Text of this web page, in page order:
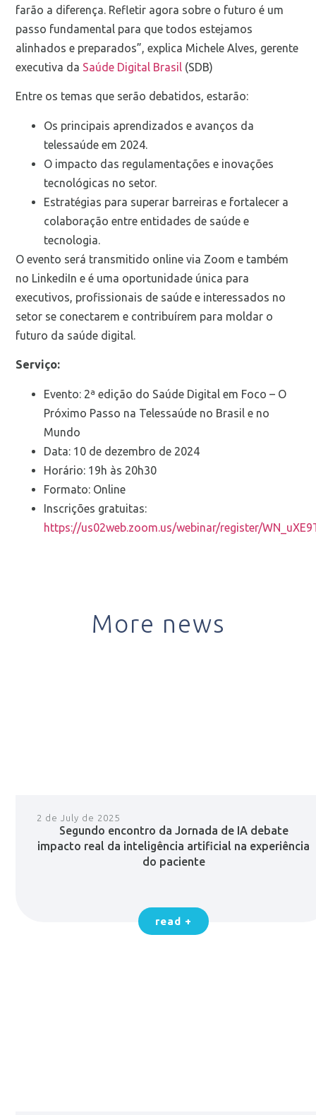
farão a diferença. Refletir agora sobre o futuro é um
passo fundamental para que todos estejamos
alinhados e preparados”, explica Michele Alves, gerente
executiva da Saúde Digital Brasil (SDB)
Entre os temas que serão debatidos, estarão:
Os principais aprendizados e avanços da
telessaúde em 2024.
O impacto das regulamentações e inovações
tecnológicas no setor.
Estratégias para superar barreiras e fortalecer a
colaboração entre entidades de saúde e
tecnologia.
O evento será transmitido online via Zoom e também
no LinkediIn e é uma oportunidade única para
executivos, profissionais de saúde e interessados no
setor se conectarem e contribuírem para moldar o
futuro da saúde digital.
Serviço:
Evento: 2ª edição do Saúde Digital em Foco – O
Próximo Passo na Telessaúde no Brasil e no
Mundo
Data: 10 de dezembro de 2024
Horário: 19h às 20h30
Formato: Online
Inscrições gratuitas:
https://us02web.zoom.us/webinar/register/
More news
2 de July de 2025
Segundo encontro da Jornada de IA debate
impacto real da inteligência artificial na experiência
do paciente
read +